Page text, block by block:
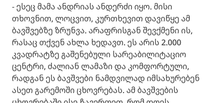
- ესეც მამა ანდრიას ანდერძი იყო. მისი
თხოვნით, ლოცვით, კურთხევით დავიწყე ამ
ბავშვებზე ზრუნვა. არაფრისგან შევქმენი ის,
რასაც თქვენ ახლა ხედავთ. ეს არის 2.000
კვადრატზე გაშენებული სარეაბილიტაციო
ცენტრი, ძალიან ლამაზი და კომფორტული,
რადგან ეს ბავშვები ნამდვილად იმსახურებენ
ასეთ გარემოში ცხოვრებას. ამ ბავშვების